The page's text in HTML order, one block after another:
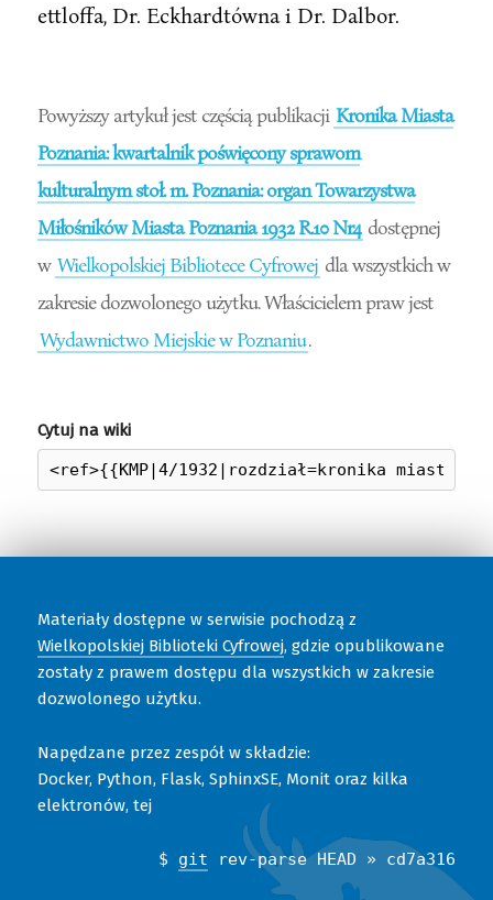
ettloffa, Dr. Eckhardtówna i Dr. Dalbor.
Powyższy artykuł jest częścią publikacji Kronika Miasta
Poznania: kwartalnik poświęcony sprawom
kulturalnym stoł. m. Poznania: organ Towarzystwa
Miłośników Miasta Poznania 1932 R.10 Nr4 dostępnej
w Wielkopolskiej Bibliotece Cyfrowej dla wszystkich w
zakresie dozwolonego użytku. Właścicielem praw jest
Wydawnictwo Miejskie w Poznaniu.
Cytuj na wiki
Materiały dostępne w serwisie pochodzą z
Wielkopolskiej Biblioteki Cyfrowej, gdzie opublikowane
zostały z prawem dostępu dla wszystkich w zakresie
dozwolonego użytku.
Napędzane przez zespół w składzie:
Docker, Python, Flask, SphinxSE, Monit oraz kilka
elektronów, tej
$ git rev-parse HEAD » cd7a316